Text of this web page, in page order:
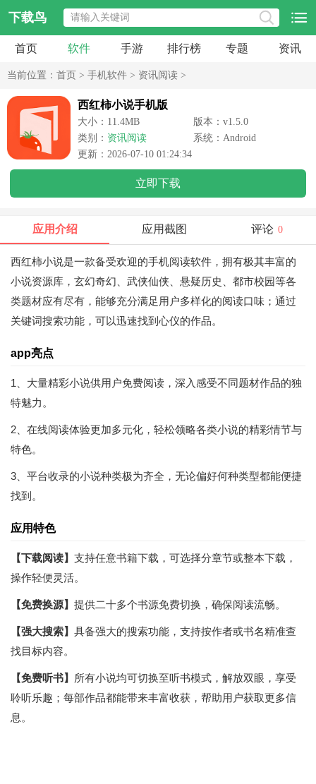
下载鸟
首页 软件 手游 排行榜 专题 资讯
当前位置： 首页 > 手机软件 > 资讯阅读 >
西红柿小说手机版
大小：11.4MB
版本：v1.5.0
类别： 资讯阅读
系统：Android
更新：2026-07-10 01:24:34
立即下载
应用介绍 应用截图 评论 0
西红柿小说是一款备受欢迎的手机阅读软件，拥有极其丰富的
小说资源库，玄幻奇幻、武侠仙侠、悬疑历史、都市校园等各
类题材应有尽有，能够充分满足用户多样化的阅读口味；通过
关键词搜索功能，可以迅速找到心仪的作品。
app亮点
1、大量精彩小说供用户免费阅读，深入感受不同题材作品的独
特魅力。
2、在线阅读体验更加多元化，轻松领略各类小说的精彩情节与
特色。
3、平台收录的小说种类极为齐全，无论偏好何种类型都能便捷
找到。
应用特色
【下载阅读】 支持任意书籍下载，可选择分章节或整本下载，
操作轻便灵活。
【免费换源】 提供二十多个书源免费切换，确保阅读流畅。
【强大搜索】 具备强大的搜索功能，支持按作者或书名精准查
找目标内容。
【免费听书】
所有小说均可切换至听书模式，解放双眼，享受
聆听乐趣；每部作品都能带来丰富收获，帮助用户获取更多信
息。